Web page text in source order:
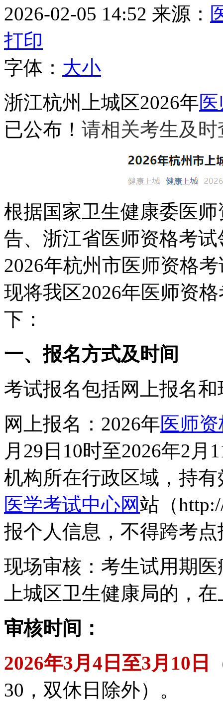
2026-02-05 14:52 来源：
打印
字体： 大小
浙江杭州上城区2026年
已公布！ 请相关考生及
根据国家卫生健康委医
告、浙江省医师资格考
2026年杭州市医师资格
现将我区2026年医师资
下：
一、报名方式及时间
考试报名包括网上报名
网上报名：2026年医师
月29日10时至2026年2
机构所在行政区域，持
医学考试中心网站（
报个人信息，不得跨考点
现场审核：考生试用期
上城区卫生健康局的，
审核时间：
2026年3月4日至3月10日
30，双休日除外）。